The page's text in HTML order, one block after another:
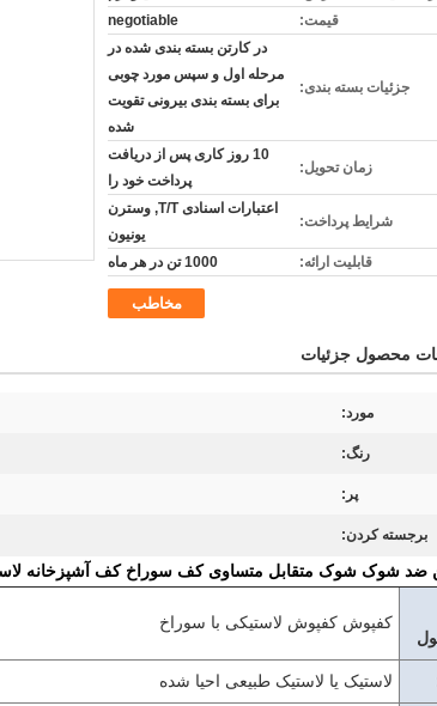
قیمت:
negotiable
جزئیات بسته بندی:
در کارتن بسته بندی شده در
مرحله اول و سپس مورد چوبی
برای بسته بندی بیرونی تقویت
شده
زمان تحویل:
10 روز کاری پس از دریافت
پرداخت خود را
شرایط پرداخت:
اعتبارات اسنادی T/T, وسترن
یونیون
قابلیت ارائه:
1000 تن در هر ماه
مخاطب
محصول جزئیات
مورد:
رنگ:
پر:
برجسته کردن:
شوک شوک متقابل متساوی کف سوراخ کف آشپزخانه
کفپوش کفپوش لاستیکی با سوراخ
لاستیک یا لاستیک طبیعی احیا شده